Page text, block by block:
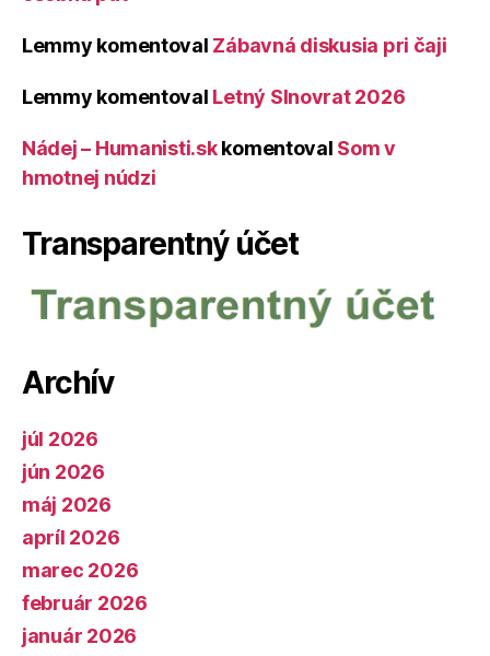
Lemmy komentoval Zábavná diskusia pri čaji
Lemmy komentoval Letný Slnovrat 2026
Nádej – Humanisti.skkomentoval Som v
hmotnej núdzi
Transparentný účet
Archív
júl 2026
jún 2026
máj 2026
apríl 2026
marec 2026
február 2026
január 2026